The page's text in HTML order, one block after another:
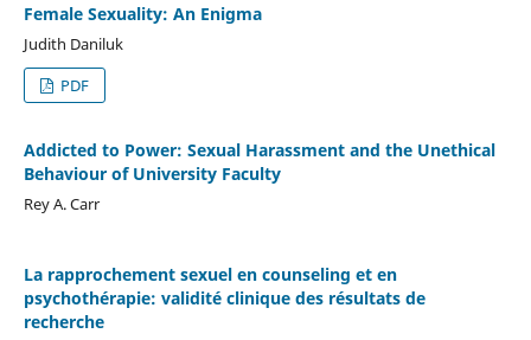
Female Sexuality: An Enigma
Judith Daniluk
PDF
Addicted to Power: Sexual Harassment and the Unethical
Behaviour of University Faculty
Rey A. Carr
La rapprochement sexuel en counseling et en
psychothérapie: validité clinique des résultats de
recherche